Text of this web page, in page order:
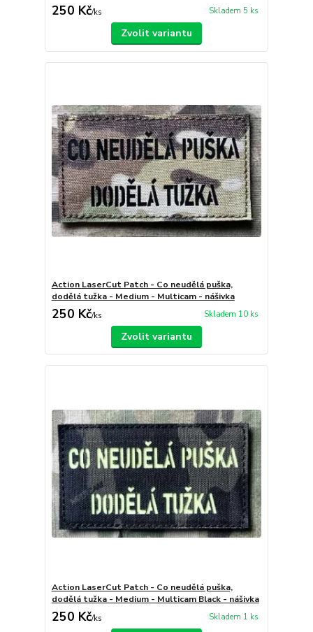
250 Kč/ks Skladem 5 ks
Zvolit variantu
Action LaserCut Patch - Co neudělá puška,
dodělá tužka - Medium - Multicam - nášivka
250 Kč/ks Skladem 10 ks
Zvolit variantu
Action LaserCut Patch - Co neudělá puška,
dodělá tužka - Medium - Multicam Black - nášivka
250 Kč/ks Skladem 1 ks